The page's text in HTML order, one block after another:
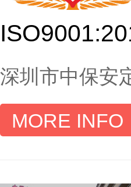
深圳市中保安
MORE